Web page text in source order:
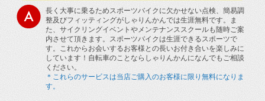
長く大事に乗るためスポーツバイクに欠かせない点検、簡易調
整及びフィッティングがしゃりんかんでは生涯無料です。ま
た、サイクリングイベントやメンテナンススクールも随時ご案
内させて頂きます。スポーツバイクは生涯できるスポーツで
す。これからお会いするお客様との長いお付き合いを楽しみに
しています！自転車のことならしゃりんかんになんでもご相談
ください。
＊これらのサービスは当店ご購入のお客様に限り無料になりま
す。